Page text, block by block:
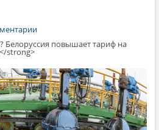
Белоруссия повышает тариф на
strong>